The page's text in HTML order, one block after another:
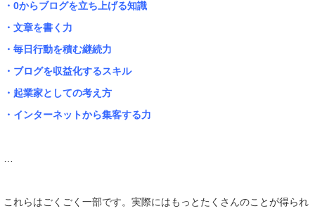
・0からブログを立ち上げる知識
・文章を書く力
・毎日行動を積む継続力
・ブログを収益化するスキル
・起業家としての考え方
・インターネットから集客する力
…
これらはごくごく一部です。実際にはもっとたくさんのことが得られ